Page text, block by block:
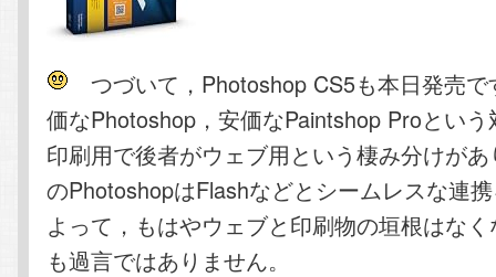
つづいて，Photoshop CS5も本日発売
価なPhotoshop，安価なPaintshop Proとい
印刷用で後者がウェブ用という棲み分けが
のPhotoshopはFlashなどとシームレスな連
よって，もはやウェブと印刷物の垣根はな
も過言ではありません。